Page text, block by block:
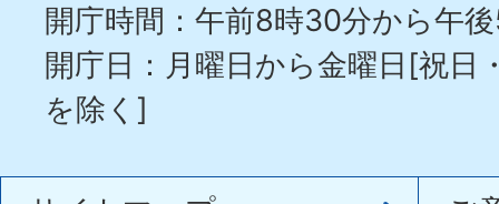
開庁時間：午前8時30分から午
開庁日：月曜日から金曜日[祝日
を除く]